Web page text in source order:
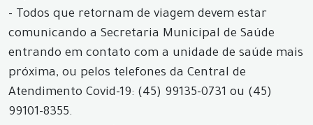
- Todos que retornam de viagem devem estar
comunicando a Secretaria Municipal de Saúde
entrando em contato com a unidade de saúde mais
próxima, ou pelos telefones da Central de
Atendimento Covid-19: (45) 99135-0731 ou (45)
99101-8355.